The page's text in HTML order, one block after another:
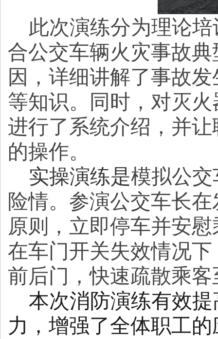
此次演练分为理论
合公交车辆火灾事故
因，详细讲解了事故
等知识。同时，对灭
进行了系统介绍，并
的操作。
实操演练是模拟公
险情。参演公交车长
原则，立即停车并安
在车门开关失效情况
前后门，快速疏散乘
本次消防演练有效
力，增强了全体职工